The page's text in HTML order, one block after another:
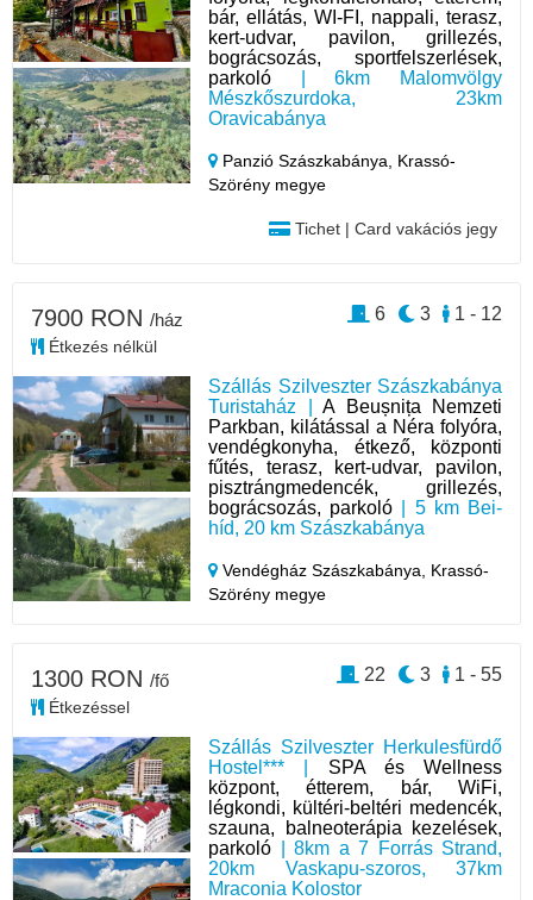
bár, ellátás, WI-FI, nappali, terasz,
kert-udvar, pavilon, grillezés,
bográcsozás, sportfelszerlések,
parkoló | 6km Malomvölgy
Mészkőszurdoka, 23km
Oravicabánya
Panzió Szászkabánya, Krassó-
Szörény megye
Tichet | Card vakációs jegy
Szállás Szilveszter Szászkabánya
Turistaház |A Beușnița Nemzeti
Parkban, kilátással a Néra folyóra,
vendégkonyha, étkező, központi
fűtés, terasz, kert-udvar, pavilon,
pisztrángmedencék, grillezés,
bográcsozás, parkoló | 5 km Bei-
híd, 20 km Szászkabánya
Vendégház Szászkabánya, Krassó-
Szörény megye
7900 RON /ház
Étkezés nélkül
1 - 12
3
6
Szállás Szilveszter Herkulesfürdő
Hostel*** | SPA és Wellness
központ, étterem, bár, WiFi,
légkondi, kültéri-beltéri medencék,
szauna, balneoterápia kezelések,
parkoló | 8km a 7 Forrás Strand,
20km Vaskapu-szoros, 37km
Mraconia Kolostor
1300 RON /fő
Étkezéssel
1 - 55
3
22